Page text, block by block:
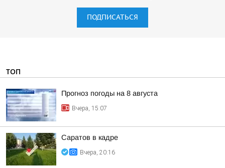
ПОДПИСАТЬСЯ
ТОП
Прогноз погоды на 8 августа
Вчера, 15:07
Саратов в кадре
Вчера, 20:16